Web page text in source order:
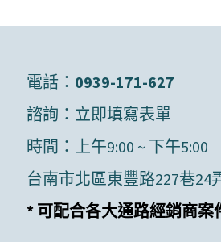
電話： 0939-171-627
諮詢： 立即填寫表單
時間：上午9:00 ~ 下午5:00
台南市北區東豐路227巷24
* 可配合各大通路經銷商案